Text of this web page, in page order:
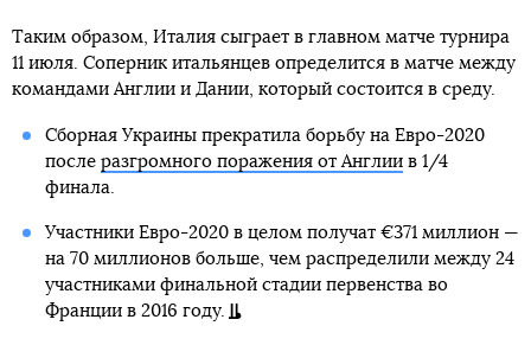
Таким образом, Италия сыграет в главном матче турнира
11 июля. Соперник итальянцев определится в матче между
командами Англии и Дании, который состоится в среду.
Сборная Украины прекратила борьбу на Евро-2020
после разгромного поражения от Англиив 1/4
финала.
Участники Евро-2020 в целом получат €371 миллион —
на 70 миллионов больше, чем распределили между 24
участниками финальной стадии первенства во
Франции в 2016 году.